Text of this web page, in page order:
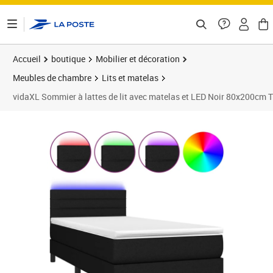
Accueil boutique
Mobilier et décoration
Meubles de chambre
Lits et matelas
vidaXL Sommier à lattes de lit avec matelas et LED Noir 80x200cm